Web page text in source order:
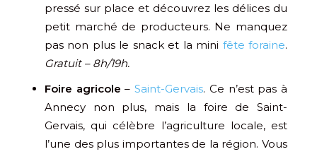
pressé sur place et découvrez les délices du
petit marché de producteurs. Ne manquez
pas non plus le snack et la mini fête foraine.
Gratuit – 8h/19h.
Foire agricole –Saint-Gervais. Ce n’est pas à
Annecy non plus, mais la foire de Saint-
Gervais, qui célèbre l’agriculture locale, est
l’une des plus importantes de la région. Vous